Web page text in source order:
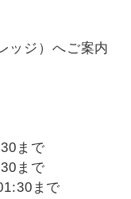
ッジ）へご案内
まで
まで
まで